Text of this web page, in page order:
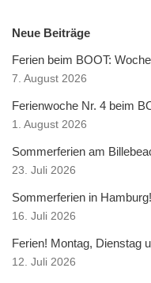
Neue Beiträge
Ferien beim BOOT:
7. August 2026
Ferienwoche Nr. 4 beim
1. August 2026
Sommerferien am
23. Juli 2026
Sommerferien in Hamburg!
16. Juli 2026
Ferien! Montag, Dienstag
12. Juli 2026